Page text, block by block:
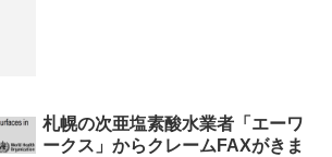
札幌の次亜塩素酸水業者「エーワ
ークス」からクレームFAXがきま